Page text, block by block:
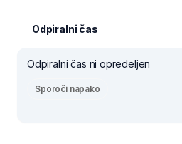
Odpiralni čas
Odpiralni čas ni opredeljen
Sporoči napako